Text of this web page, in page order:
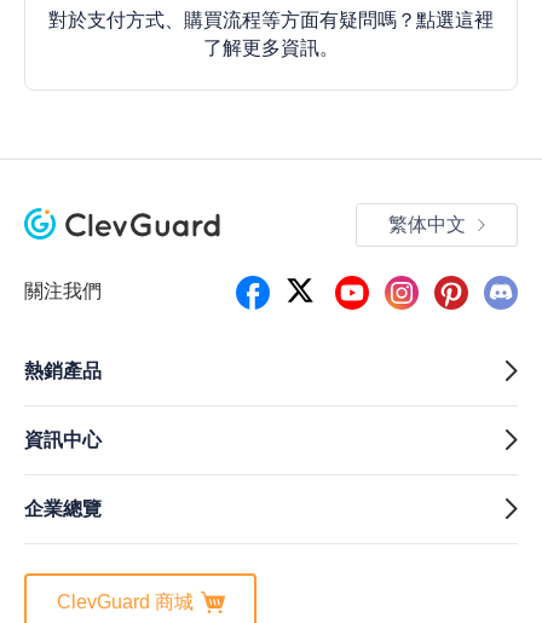
對於支付方式、購買流程等方面有疑問嗎？ 點選這裡
了解更多資訊。
關注我們
繁体中文
熱銷產品
資訊中心
企業總覽
ClevGuard 商城